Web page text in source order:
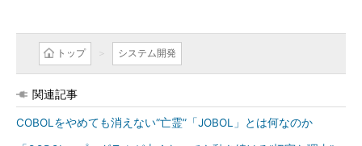
トップ システム開発
関連記事
COBOLをやめても消えない“亡霊”「JOBOL」とは何なのか